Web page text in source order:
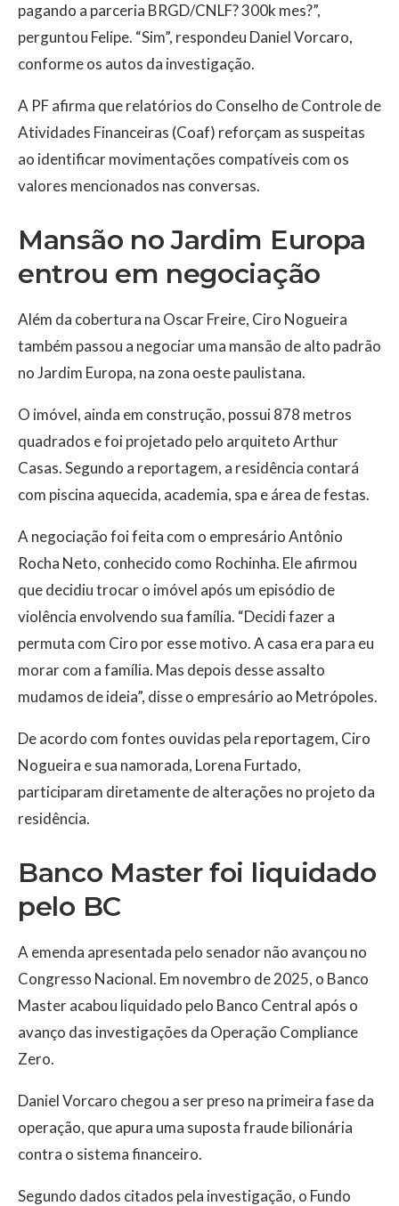
pagando a parceria BRGD/CNLF? 300k mes?”,
perguntou Felipe. “Sim”, respondeu Daniel Vorcaro,
conforme os autos da investigação.
A PF afirma que relatórios do Conselho de Controle de
Atividades Financeiras (Coaf) reforçam as suspeitas
ao identificar movimentações compatíveis com os
valores mencionados nas conversas.
Mansão no Jardim Europa
entrou em negociação
Além da cobertura na Oscar Freire, Ciro Nogueira
também passou a negociar uma mansão de alto padrão
no Jardim Europa, na zona oeste paulistana.
O imóvel, ainda em construção, possui 878 metros
quadrados e foi projetado pelo arquiteto Arthur
Casas. Segundo a reportagem, a residência contará
com piscina aquecida, academia, spa e área de festas.
A negociação foi feita com o empresário Antônio
Rocha Neto, conhecido como Rochinha. Ele afirmou
que decidiu trocar o imóvel após um episódio de
violência envolvendo sua família. “Decidi fazer a
permuta com Ciro por esse motivo. A casa era para eu
morar com a família. Mas depois desse assalto
mudamos de ideia”, disse o empresário ao Metrópoles.
De acordo com fontes ouvidas pela reportagem, Ciro
Nogueira e sua namorada, Lorena Furtado,
participaram diretamente de alterações no projeto da
residência.
Banco Master foi liquidado
pelo BC
A emenda apresentada pelo senador não avançou no
Congresso Nacional. Em novembro de 2025, o Banco
Master acabou liquidado pelo Banco Central após o
avanço das investigações da Operação Compliance
Zero.
Daniel Vorcaro chegou a ser preso na primeira fase da
operação, que apura uma suposta fraude bilionária
contra o sistema financeiro.
Segundo dados citados pela investigação, o Fundo